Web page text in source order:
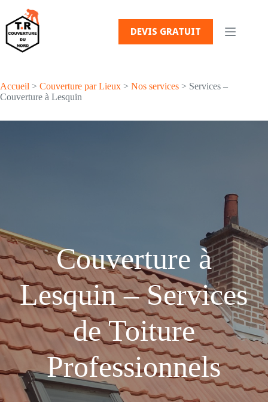
contenu
DEVIS GRATUIT
Accueil > Couverture par Lieux > Nos services > Services –
Couverture à Lesquin
Couverture à
Lesquin – Services
de Toiture
Professionnels